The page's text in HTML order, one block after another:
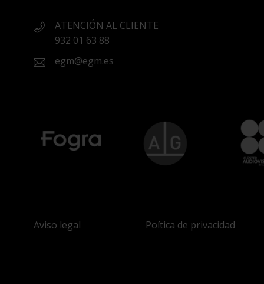
ATENCIÓN AL CLIENTE
932 01 63 88
egm@egm.es
Aviso legal Poítica de privacidad